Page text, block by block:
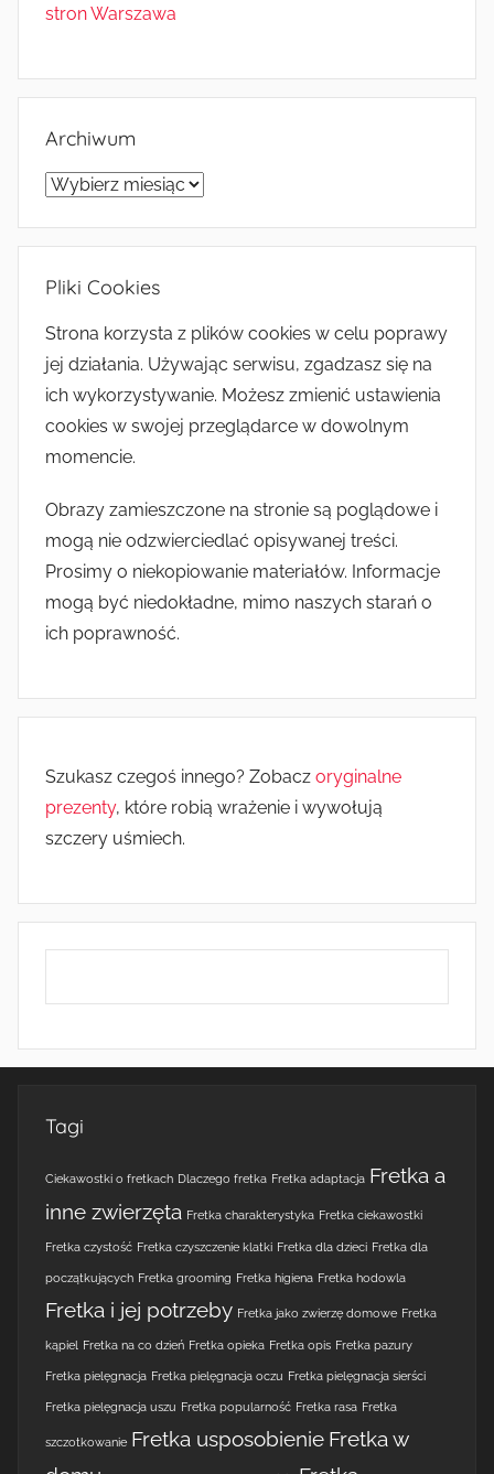
stron Warszawa
Archiwum
Archiwum
Pliki Cookies
Strona korzysta z plików cookies w celu poprawy
jej działania. Używając serwisu, zgadzasz się na
ich wykorzystywanie. Możesz zmienić ustawienia
cookies w swojej przeglądarce w dowolnym
momencie.
Obrazy zamieszczone na stronie są poglądowe i
mogą nie odzwierciedlać opisywanej treści.
Prosimy o niekopiowanie materiałów. Informacje
mogą być niedokładne, mimo naszych starań o
ich poprawność.
Szukasz czegoś innego? Zobacz oryginalne
prezenty, które robią wrażenie i wywołują
szczery uśmiech.
Tagi
Ciekawostki o fretkach Dlaczego fretka Fretka adaptacja Fretka a
inne zwierzęta Fretka charakterystyka Fretka ciekawostki
Fretka czystość Fretka czyszczenie klatki Fretka dla dzieci Fretka dla
początkujących Fretka grooming Fretka higiena Fretka hodowla
Fretka i jej potrzeby Fretka jako zwierzę domowe Fretka
kąpiel Fretka na co dzień Fretka opieka Fretka opis Fretka pazury
Fretka pielęgnacja Fretka pielęgnacja oczu Fretka pielęgnacja sierści
Fretka pielęgnacja uszu Fretka popularność Fretka rasa Fretka
szczotkowanie Fretka usposobienie Fretka w